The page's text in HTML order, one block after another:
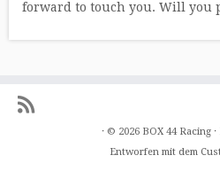
forward to touch you. Will you
· © 2026 BOX 44 Racing·
Entworfen mit dem